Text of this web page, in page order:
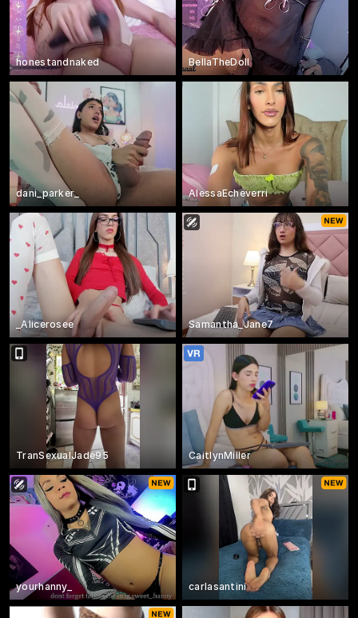
honestandnaked BellaTheDoll
dani_parker_ AlessaEcheverri
_Alicerosee Samantha_Jane7
TranSexualJade95 CaitlynMiller
yourhanny_ carlasantini